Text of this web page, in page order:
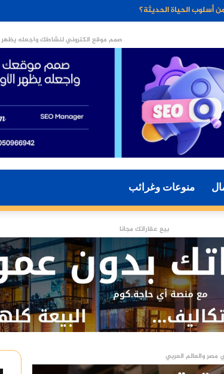
التسويق الرقمي؟
صمم موقع الكتروني لنشاطك واجعله
منوعات وغرائب
بيع عقاراتك مجانا
مصر والعالم العربي